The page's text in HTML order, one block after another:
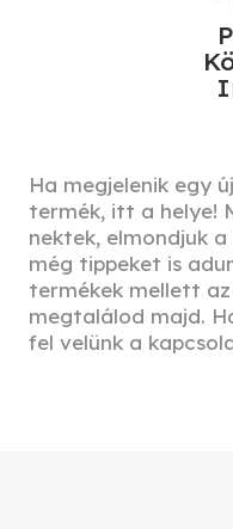
Ha megjelenik egy
termék, itt a helye!
nektek, elmondjuk
még tippeket is
termékek mellett
megtalálod majd.
fel velünk a